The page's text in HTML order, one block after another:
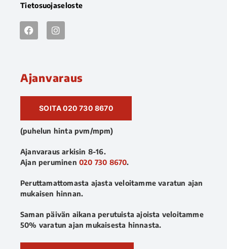
Tietosuojaseloste
Ajanvaraus
SOITA 020 730 8670
(puhelun hinta pvm/mpm)
Ajanvaraus arkisin 8-16.
Ajan peruminen 020 730 8670.
Peruttamattomasta ajasta veloitamme varatun ajan
mukaisen hinnan.
Saman päivän aikana perutuista ajoista veloitamme
50% varatun ajan mukaisesta hinnasta.